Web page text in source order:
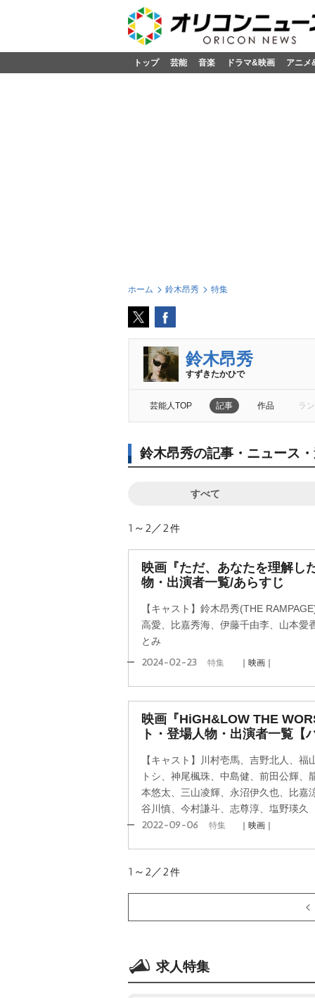
トップ 芸能 音楽 ドラマ&映画 アニメ
ホーム 鈴木昂秀 特集
鈴木昂秀
すずきたかひで
芸能人TOP 記事 作品 ラ
鈴木昂秀の記事・ニュース
すべて
1～2／2件
映画『ただ、あなたを理解し
物・出演者一覧/あらすじ
【キャスト】鈴木昂秀(THE
高愛、比嘉秀海、伊藤千由李、山本愛
とみ
2024-02-23 特集 ｜映画｜
映画『HiGH&LOW THE
ト・登場人物・出演者一覧【
【キャスト】川村壱馬、吉野北人、
トシ、神尾楓珠、中島健、前田公輝
本悠太、三山凌輝、永沼伊久也、比嘉
谷川慎、今村謙斗、志尊淳、塩野瑛久
2022-09-06 特集 ｜映画｜
1～2／2件
求人特集